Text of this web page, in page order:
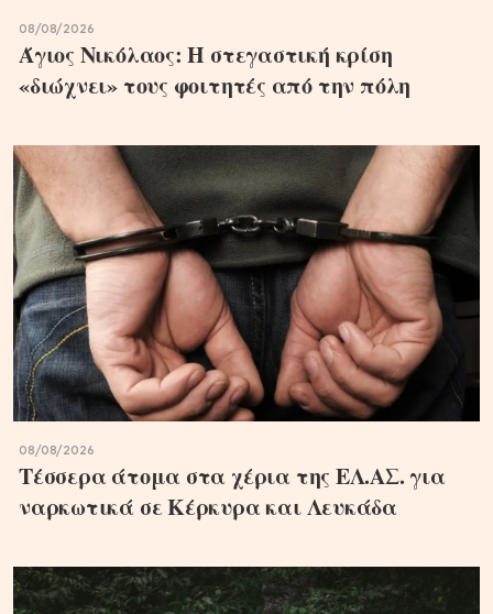
08/08/2026
Άγιος Νικόλαος: Η στεγαστική κρίση
«διώχνει» τους φοιτητές από την πόλη
08/08/2026
Τέσσερα άτομα στα χέρια της ΕΛ.ΑΣ. για
ναρκωτικά σε Κέρκυρα και Λευκάδα